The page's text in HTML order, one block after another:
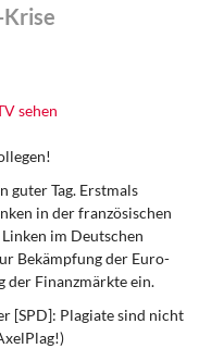
Krise
sehen
guter Tag. Erstmals
in der französischen
im Deutschen
Bekämpfung der Euro-
der Finanzmärkte ein.
[SPD]: Plagiate sind nicht